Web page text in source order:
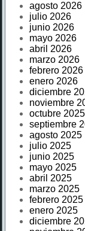
agosto 2026
julio 2026
junio 2026
mayo 2026
abril 2026
marzo 2026
febrero 2026
enero 2026
diciembre
noviembre
octubre 2025
septiembre
agosto 2025
julio 2025
junio 2025
mayo 2025
abril 2025
marzo 2025
febrero 2025
enero 2025
diciembre